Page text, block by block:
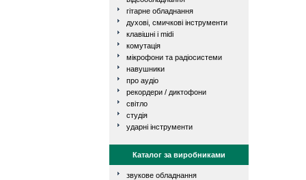
гітарне обладнання
духові, смичкові інструменти
клавішні і midi
комутація
мікрофони та радіосистеми
навушники
про аудіо
рекордери / диктофони
світло
студія
ударні інструменти
Каталог за виробниками
звукове обладнання